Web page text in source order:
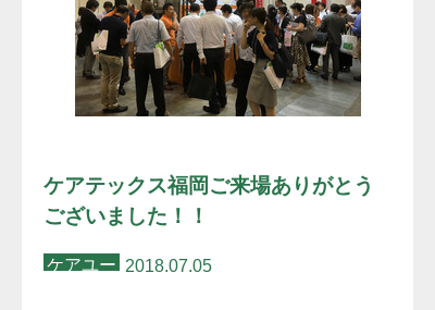
ケアテックス福岡ご来場ありがとう
ございました！！
ケアユー 2018.07.05